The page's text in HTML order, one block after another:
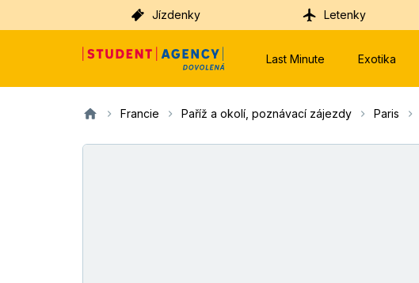
Jízdenky Letenky
Last Minute Exotika
Francie Paříž a okolí, poznávací zájezdy Paris